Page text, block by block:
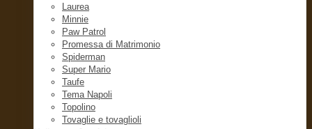
Laurea
Minnie
Paw Patrol
Promessa di Matrimonio
Spiderman
Super Mario
Taufe
Tema Napoli
Topolino
Tovaglie e tovaglioli